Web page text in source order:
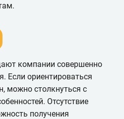
компании совершенно
Если ориентироваться
можно столкнуться с
Отсутствие
получения